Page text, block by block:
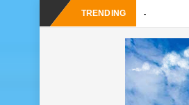
TRENDING Du lịch Sri L